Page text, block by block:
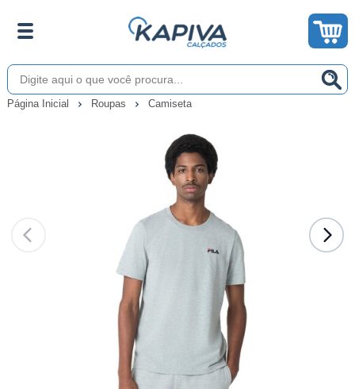
Página Inicial Roupas Camiseta